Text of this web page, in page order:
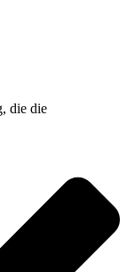
die die